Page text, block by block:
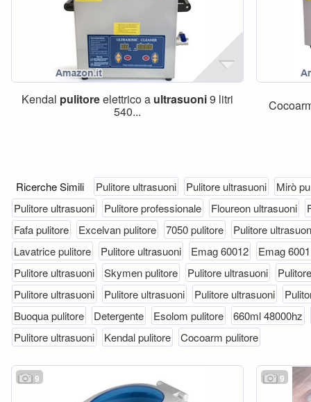
Kendal pulitoreelettrico a ultrasuoni9 litri
540...
Ricerche Simili Pulitore ultrasuoni Pulitore ultrasuoni
Mirò
Pulitore ultrasuoni
Pulitore professionale Floureon ultrasuoni
Fafa pulitore
Excelvan pulitore 7050 pulitore
Pulitore
Lavatrice pulitore
Pulitore ultrasuoni Emag 60012
Emag
Pulitore ultrasuoni
Skymen pulitore Pulitore ultrasuoni
Pulitore ultrasuoni
Pulitore ultrasuoni Pulitore ultrasuoni
Buoqua pulitore
Detergente Esolom pulitore
660ml 48000hz
Pulitore ultrasuoni
Kendal pulitore Cocoarm pulitore
9 9